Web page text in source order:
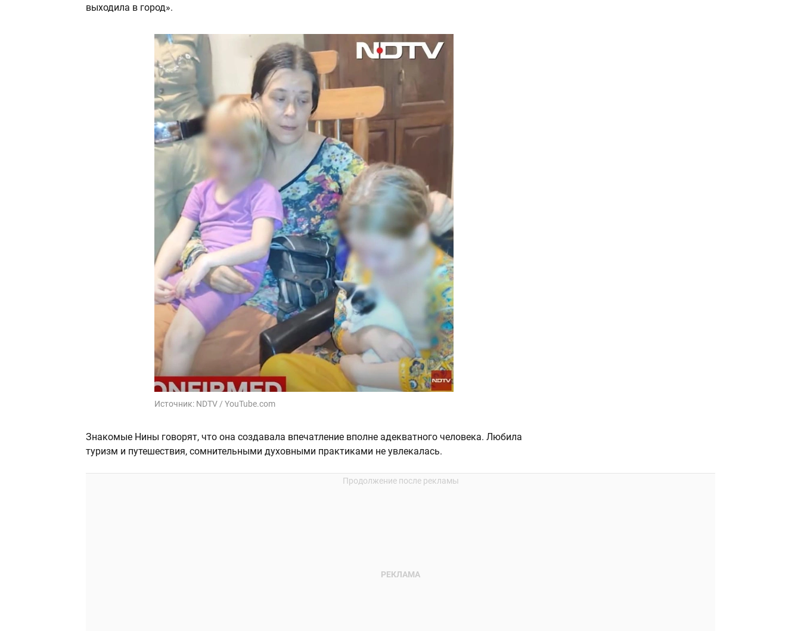
выходила в город».
Источник: NDTV / YouTube.com
Знакомые Нины говорят, что она создавала впечатление вполне адекватного человека. Любила
туризм и путешествия, сомнительными духовными практиками не увлекалась.